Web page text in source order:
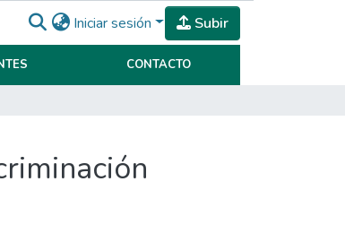
Iniciar sesión Subir
CONTACTO